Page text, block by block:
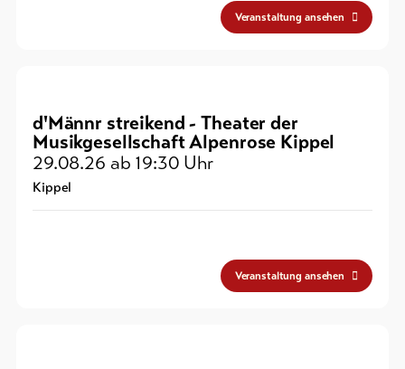
Veranstaltung ansehen
d'Männr streikend - Theater der
Musikgesellschaft Alpenrose Kippel
29.08.26 ab 19:30 Uhr
Kippel
Veranstaltung ansehen